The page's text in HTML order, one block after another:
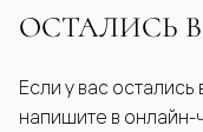
ОСТАЛИСЬ
Если у вас
напишите в онлайн-